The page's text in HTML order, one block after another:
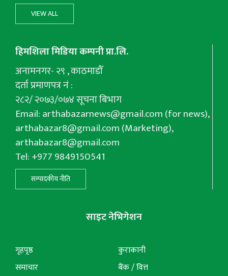
VIEW ALL
हिमशिला मिडिया कम्पनी प्रा.लि.
अनामनगर- २९ , काठमाडौँ
दर्ता प्रमाणपत्र नं :
२८२/ २०७३/०७४ सूचना बिभाग
Email:arthabazarnews@gmail.com(for news),
arthabazar8@gmail.com(Marketing),
arthabazar8@gmail.com
Tel: +977 9849150541
सम्पादकीय नीति
साइट नेभिगेशन
गृहपृष्ठ
समाचार
कुराकानी
बैंक / वित्त